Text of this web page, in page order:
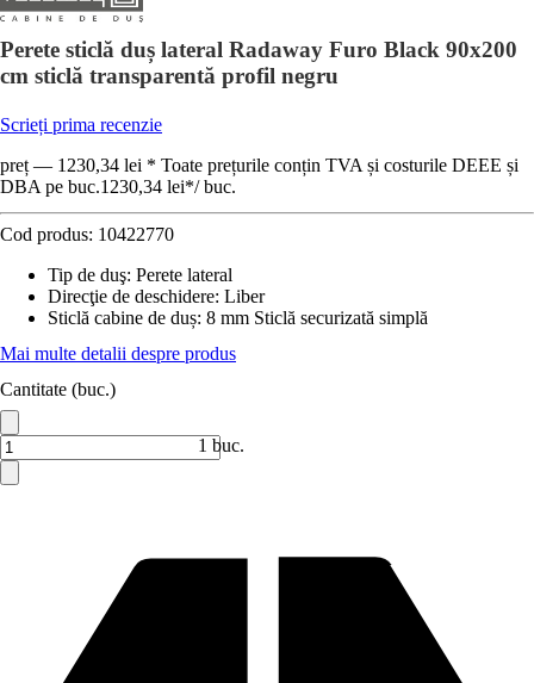
Perete sticlă duș lateral Radaway Furo Black 90x200
cm sticlă transparentă profil negru
Scrieți prima recenzie
preț — 1230,34 lei * Toate prețurile conțin TVA și costurile DEEE și
DBA pe buc.1230,34 lei*/ buc.
Cod produs: 10422770
Tip de duş: Perete lateral
Direcţie de deschidere: Liber
Sticlă cabine de duș: 8 mm Sticlă securizată simplă
Mai multe detalii despre produs
Cantitate (buc.)
1 buc.